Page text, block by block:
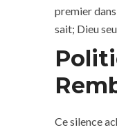
premier
sait; Dieu
Ce silence